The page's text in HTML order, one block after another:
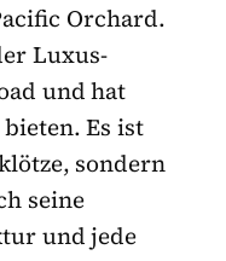
Orchard.
Luxus-
und hat
Es ist
sondern
seine
und jede